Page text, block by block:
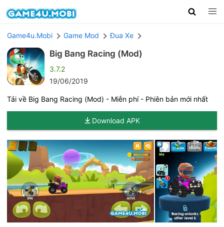
Game4u.Mobi Game Mod Đua Xe
Big Bang Racing (Mod)
3.7.2
19/06/2019
Tải về Big Bang Racing (Mod) - Miễn phí - Phiên bản mới nhất
Download APK